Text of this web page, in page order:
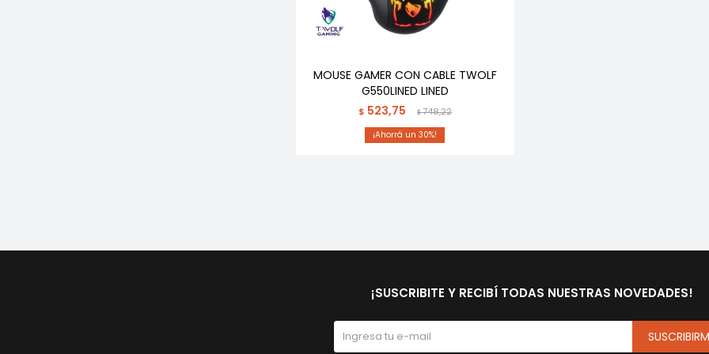
MOUSE GAMER CON CABLE TWOLF
G550LINED LINED
$ 523,75 $748,22
30
¡SUSCRIBITE Y RECIBÍ TODAS NUESTRAS NOVEDADES!